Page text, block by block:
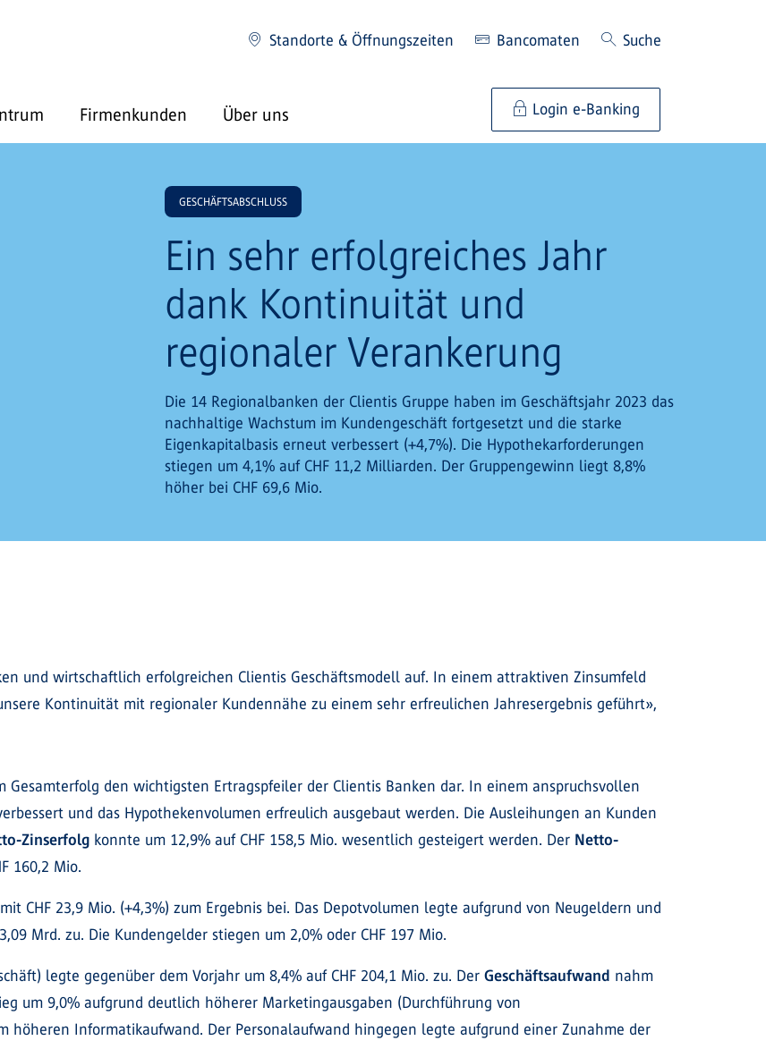
Standorte & Öffnungszeiten Bancomaten Suche
Firmenkunden Über uns Login e-Banking
GESCHÄFTSABSCHLUSS
Ein sehr erfolgreiches Jahr
dank Kontinuität und
regionaler Verankerung
Die 14 Regionalbanken der Clientis Gruppe haben im Geschäftsjahr 2023 das
nachhaltige Wachstum im Kundengeschäft fortgesetzt und die starke
Eigenkapitalbasis erneut verbessert (+4,7%). Die Hypothekarforderungen
stiegen um 4,1% auf CHF 11,2 Milliarden. Der Gruppengewinn liegt 8,8%
höher bei CHF 69,6 Mio.
und wirtschaftlich erfolgreichen Clientis Geschäftsmodell auf. In einem attraktiven Zinsumfeld
Kontinuität mit regionaler Kundennähe zu einem sehr erfreulichen Jahresergebnis geführt»,
den wichtigsten Ertragspfeiler der Clientis Banken dar. In einem anspruchsvollen
und das Hypothekenvolumen erfreulich ausgebaut werden. Die Ausleihungen an Kunden
Zinserfolg konnte um 12,9% auf CHF 158,5 Mio. wesentlich gesteigert werden. Der Netto-
160,2 Mio.
CHF 23,9 Mio. (+4,3%) zum Ergebnis bei. Das Depotvolumen legte aufgrund von Neugeldern und
Mrd. zu. Die Kundengelder stiegen um 2,0% oder CHF 197 Mio.
legte gegenüber dem Vorjahr um 8,4% auf CHF 204,1 Mio. zu. Der Geschäftsaufwand nahm
um 9,0% aufgrund deutlich höherer Marketingausgaben (Durchführung von
höheren Informatikaufwand. Der Personalaufwand hingegen legte aufgrund einer Zunahme der